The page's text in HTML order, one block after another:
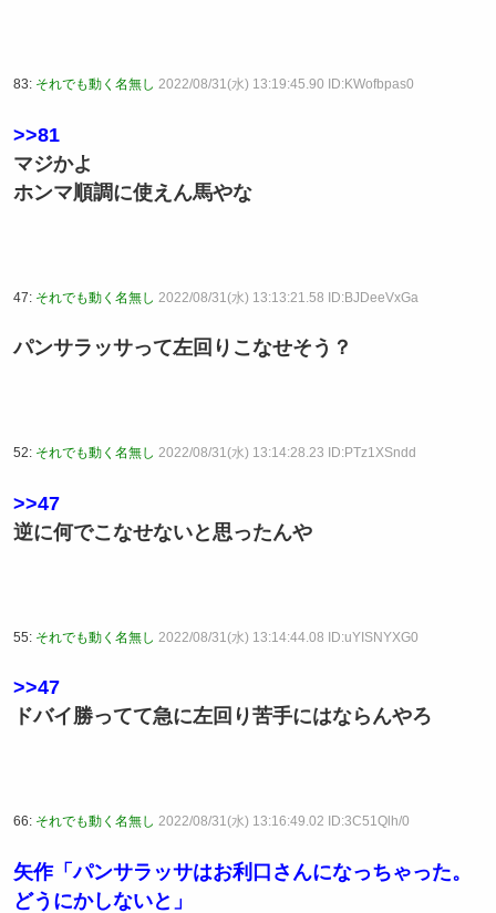
83: それでも動く名無し 2022/08/31(水) 13:19:45.90 ID:KWofbpas0
>>81
マジかよ
ホンマ順調に使えん馬やな
47: それでも動く名無し 2022/08/31(水) 13:13:21.58 ID:BJDeeVxGa
パンサラッサって左回りこなせそう？
52: それでも動く名無し 2022/08/31(水) 13:14:28.23 ID:PTz1XSndd
>>47
逆に何でこなせないと思ったんや
55: それでも動く名無し 2022/08/31(水) 13:14:44.08 ID:uYISNYXG0
>>47
ドバイ勝ってて急に左回り苦手にはならんやろ
66: それでも動く名無し 2022/08/31(水) 13:16:49.02 ID:3C51Qlh/0
矢作「パンサラッサはお利口さんになっちゃった。
どうにかしないと」